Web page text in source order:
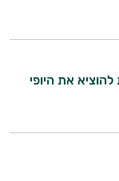
את היופי